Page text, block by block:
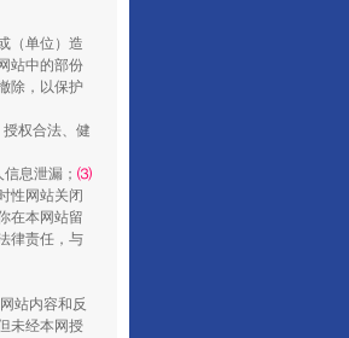
（单位）造
站中的部份
除，以保护
权合法、健
息泄漏； ⑶
性网站关闭
在本网站留
律责任，与
站内容和反
未经本网授